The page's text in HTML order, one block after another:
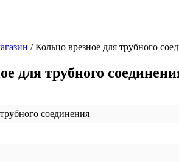
/Кольцо врезное для трубного
для трубного
соединения